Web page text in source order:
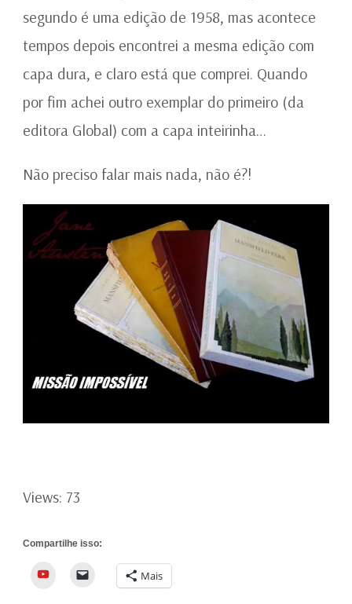
segundo é uma edição de 1958, mas acontece
tempos depois encontrei a mesma edição com
capa dura, e claro está que comprei. Quando
por fim achei outro exemplar do primeiro (da
editora Global) com a capa inteirinha…
Não preciso falar mais nada, não é?!
Views: 73
Compartilhe isso:
YouTube Mais